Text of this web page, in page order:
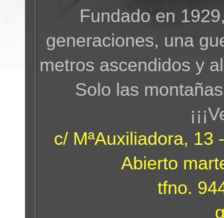
Fundado en
generaciones, una
metros ascendidos y
Solo las
c/ MªAuxiliadora, 13
Abierto
tfno.